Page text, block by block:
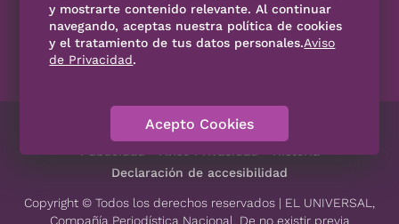
SÍGUENOS
Contáctanos Código de Ética
Declaración de accesibilidad
Copyright © Todos los derechos reservados | EL UNIVERSAL,
Compañía Periodística Nacional. De no existir previa
y mostrarte contenido relevante. Al continuar
navegando, aceptas nuestra política de cookies
y el tratamiento de tus datos personales.Aviso
de Privacidad.
Acepto Cookies